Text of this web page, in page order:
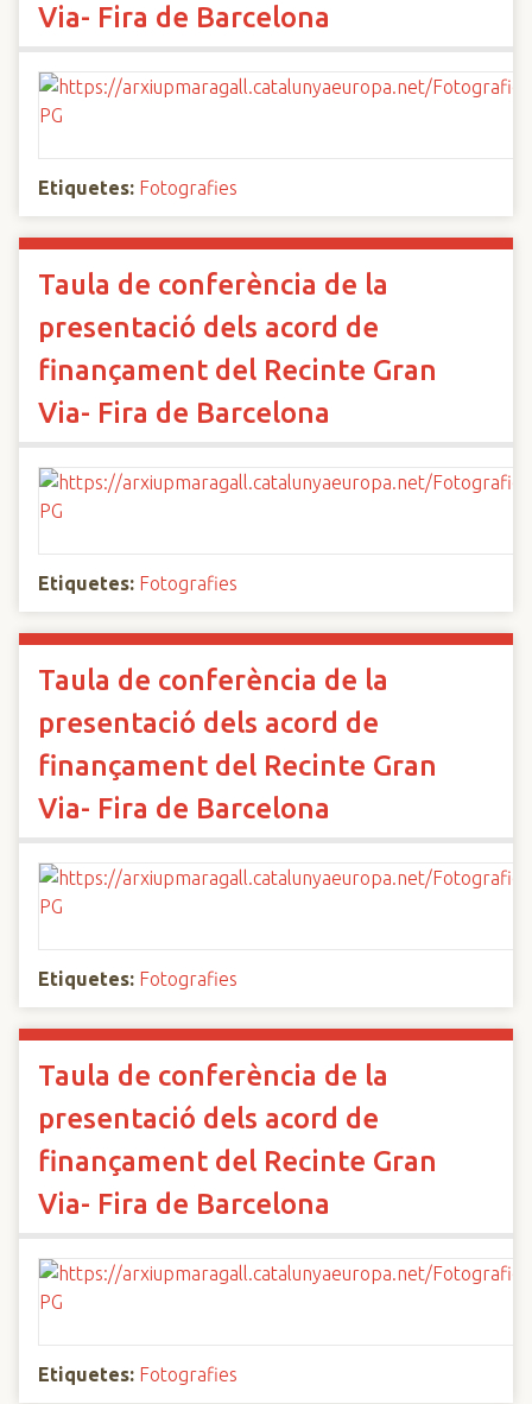
Via- Fira de Barcelona
Etiquetes: Fotografies
Taula de conferència de la
presentació dels acord de
finançament del Recinte Gran
Via- Fira de Barcelona
Etiquetes: Fotografies
Taula de conferència de la
presentació dels acord de
finançament del Recinte Gran
Via- Fira de Barcelona
Etiquetes: Fotografies
Taula de conferència de la
presentació dels acord de
finançament del Recinte Gran
Via- Fira de Barcelona
Etiquetes: Fotografies